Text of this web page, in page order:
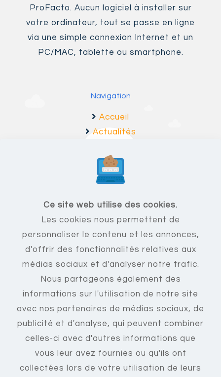
ProFacto. Aucun logiciel à installer sur
votre ordinateur, tout se passe en ligne
via une simple connexion Internet et un
PC/MAC, tablette ou smartphone.
Navigation
Accueil
Actualités
F.A.Q
Mentions légales
Créer un compte
Se connecter
Ce site web utilise des cookies.
Les cookies nous permettent de
personnaliser le contenu et les annonces,
d'offrir des fonctionnalités relatives aux
médias sociaux et d'analyser notre trafic.
Nous partageons également des
informations sur l'utilisation de notre site
avec nos partenaires de médias sociaux, de
publicité et d'analyse, qui peuvent combiner
celles-ci avec d'autres informations que
vous leur avez fournies ou qu'ils ont
collectées lors de votre utilisation de leurs